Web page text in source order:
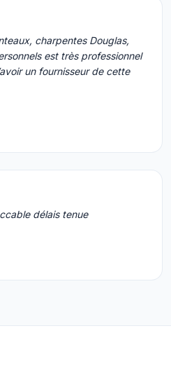
charpentes Douglas,
est très professionnel
un fournisseur de cette
délais tenue